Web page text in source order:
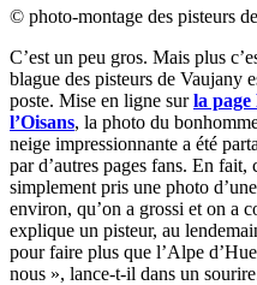
© photo-montage des pisteurs
C’est un peu gros. Mais plus
blague des pisteurs de Vaujany
poste. Mise en ligne surla page
l’Oisans, la photo du
neige impressionnante a été
par d’autres pages fans. En
simplement pris une photo
environ, qu’on a grossi et on a
explique un pisteur, au
pour faire plus que l’Alpe
nous », lance-t-il dans un